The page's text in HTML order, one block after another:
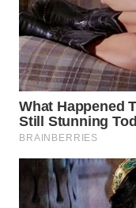
WN
TAPANULI
TENGAH
WN DELI
SERDANG
WN
TEBING
TINGGI